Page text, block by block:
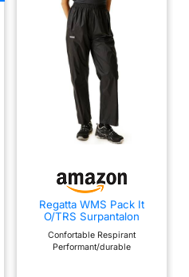
Regatta WMS Pack It
O/TRS Surpantalon
(Taille Fabricant : M)
Confortable Respirant
Performant/durable